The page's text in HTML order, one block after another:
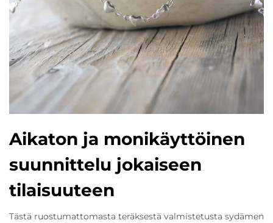
Aikaton ja monikäyttöinen
suunnittelu jokaiseen
tilaisuuteen
Tästä ruostumattomasta teräksestä valmistetusta sydämen